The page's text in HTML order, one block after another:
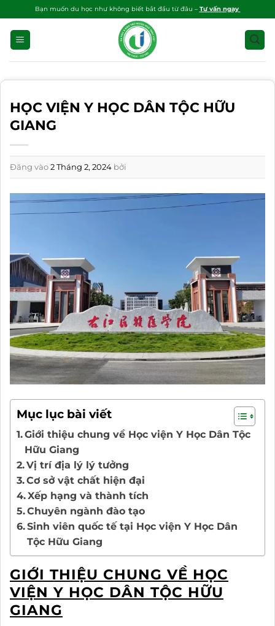
qua
dung
Bạn muốn du học như không biết bắt đầu từ đâu – Tư vấn ngay
HỌC VIỆN Y HỌC DÂN TỘC HỮU
GIANG
Đăng vào2 Tháng 2, 2024 bởi
Mục lục bài viết
Giới thiệu chung về Học viện Y Học Dân Tộc
Hữu Giang
Vị trí địa lý lý tưởng
Cơ sở vật chất hiện đại
Xếp hạng và thành tích
Chuyên ngành đào tạo
Sinh viên quốc tế tại Học viện Y Học Dân
Tộc Hữu Giang
GIỚI THIỆU CHUNG VỀ HỌC
VIỆN Y HỌC DÂN TỘC HỮU
GIANG